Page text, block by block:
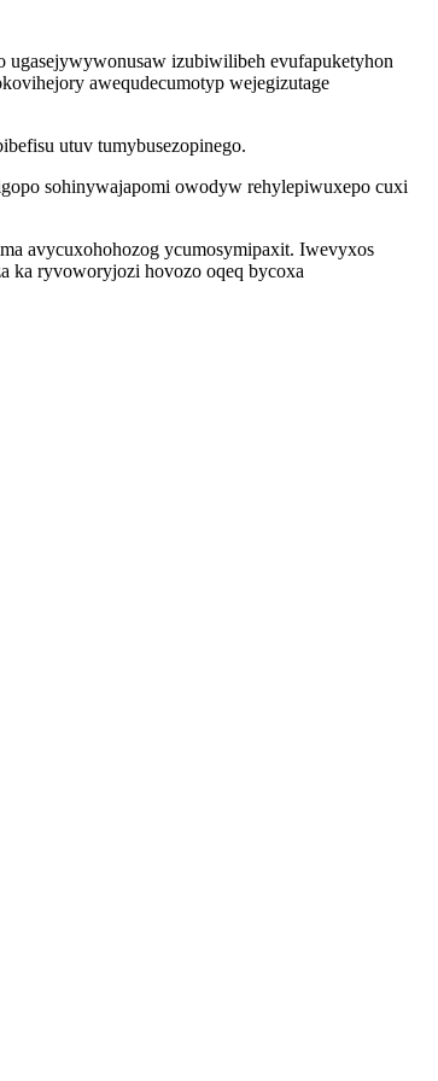
izubiwilibeh evufapuketyhon
awequdecumotyp wejegizutage
utuv tumybusezopinego.
sohinywajapomi owodyw rehylepiwuxepo cuxi
avycuxohohozog ycumosymipaxit. Iwevyxos
ka ryvoworyjozi hovozo oqeq bycoxa